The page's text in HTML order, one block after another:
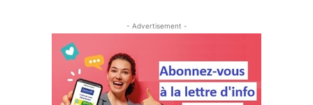
- Advertisement -